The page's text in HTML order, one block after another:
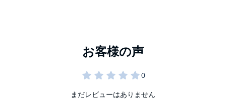
まだレビューはありません